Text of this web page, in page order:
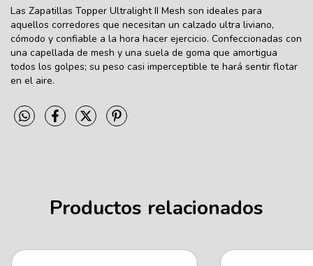
Las Zapatillas Topper Ultralight II Mesh son ideales para
aquellos corredores que necesitan un calzado ultra liviano,
cómodo y confiable a la hora hacer ejercicio. Confeccionadas con
una capellada de mesh y una suela de goma que amortigua
todos los golpes; su peso casi imperceptible te hará sentir flotar
en el aire.
Productos relacionados